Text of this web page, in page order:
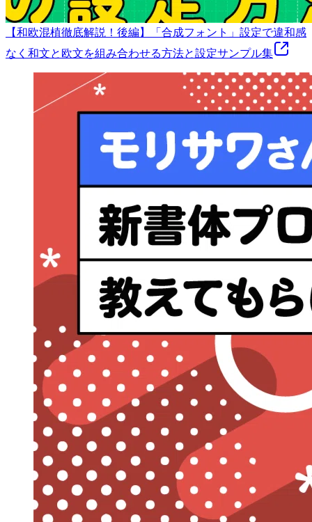
【和欧混植徹底解説！後編】「合成フォント」設定で違和感
なく和文と欧文を組み合わせる方法と設定サンプル集